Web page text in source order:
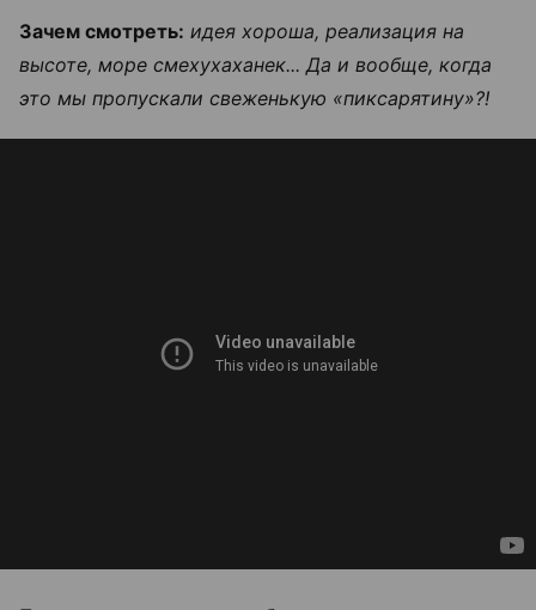
Зачем смотреть: идея хороша, реализация на
высоте, море смехухаханек... Да и вообще, когда
это мы пропускали свеженькую «пиксарятину»?!